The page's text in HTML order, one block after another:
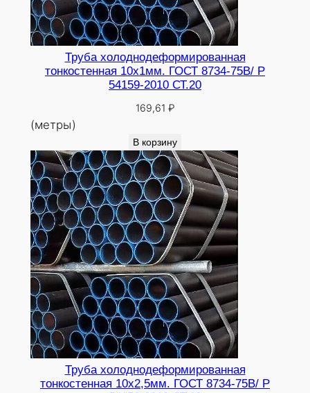
Труба холоднодеформированная
тонкостенная 10х1мм. ГОСТ 8734-75В/ Р
54159-2010 СТ.20
169,61 ₽
(метры)
В корзину
Труба холоднодеформированная
тонкостенная 10х2,5мм. ГОСТ 8734-75В/ Р